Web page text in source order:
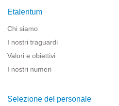
Etalentum
Chi siamo
I nostri traguardi
Valori e obiettivi
I nostri numeri
Selezione del personale